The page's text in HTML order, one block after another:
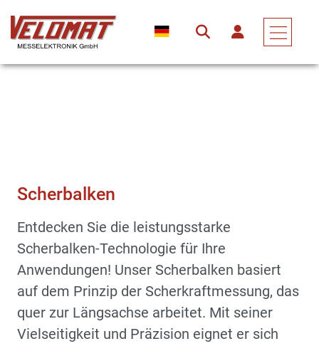
Scherbalken
Entdecken Sie die leistungsstarke
Scherbalken-Technologie für Ihre
Anwendungen! Unser Scherbalken basiert
auf dem Prinzip der Scherkraftmessung, das
quer zur Längsachse arbeitet. Mit seiner
Vielseitigkeit und Präzision eignet er sich